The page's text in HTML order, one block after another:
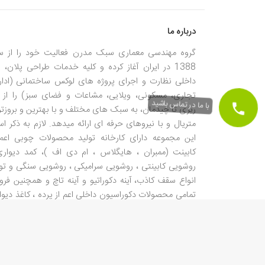
درباره ما
گروه مهندسی معماری سبک مدرن فعالیت خود را از
1388 در ایران آغاز کرده و کلیه خدمات طراحی پلان،
داخلی نظارت و اجرای پروژه های لوکس ساختمانی
تجاری، مسکونی، ویلایی، مشاعات و فضای سبز) را
ریزی تا چیدمان، به سبک های مختلف و با بهترین و
متریال و با نیروهای حرفه ای ارائه میدهد. لازم به ذکر
این مجموعه دارای کارخانه تولید محصولات چوبی
کابینت (ممبران ، هایگلاس ، ام دی اف )، کمد
روشویی کابینتی ، روشویی سرامیکی ، روشویی سنگی و
انواع سقف کاذب، آینه دکوراتیو و آینه تاچ و همچنین
تمامی محصولات دکوراسیون داخلی اعم از پرده ، کاغذ
با ما در تماس باشید